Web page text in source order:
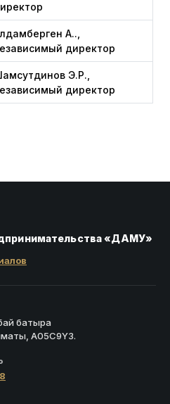
А.Ө.,
директор
Э.Р.,
директор
«ДАМУ»
батыра
A05C9Y3.